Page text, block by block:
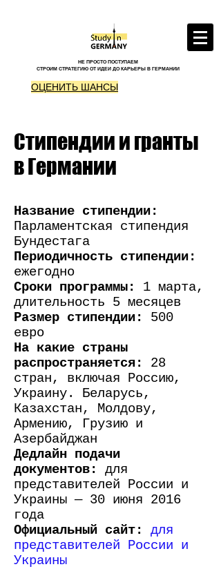
НЕ ПРОСТО ПОСТУПАЕМ
СТРОИМ СТРАТЕГИЮ ОТ ИДЕИ ДО КАРЬЕРЫ В ГЕРМАНИИ
ОЦЕНИТЬ ШАНСЫ
Стипендии и гранты
в Германии
Название стипендии:
Парламентская стипендия
Бундестага
Периодичность стипендии:
ежегодно
Сроки программы: 1 марта,
длительность 5 месяцев
Размер стипендии:
500
евро
На какие страны
распространяется: 28
стран, включая Россию,
Украину. Беларусь,
Казахстан, Молдову,
Армению, Грузию и
Азербайджан
Дедлайн подачи
документов:
для
представителей России и
Украины — 30 июня 2016
года
Официальный сайт: для
представителей России и
Украины